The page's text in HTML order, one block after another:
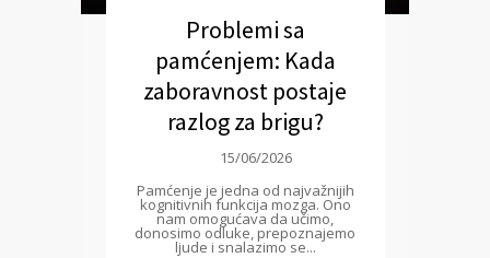
Problemi sa
pamćenjem: Kada
zaboravnost postaje
razlog za brigu?
15/06/2026
Pamćenje je jedna od najvažnijih
kognitivnih funkcija mozga. Ono
nam omogućava da učimo,
donosimo odluke, prepoznajemo
ljude i snalazimo se...